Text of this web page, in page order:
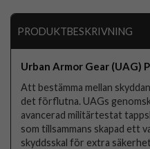
PRODUKTBESKRIVNING
Urban Armor Gear (UAG)
Att bestämma mellan
det förflutna. UAGs
avancerad militärtestat
som tillsammans skapad ett
skyddsskal för extra